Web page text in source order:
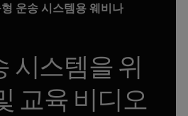
운송 시스템용 웨비나
시스템을 위
교육 비디오